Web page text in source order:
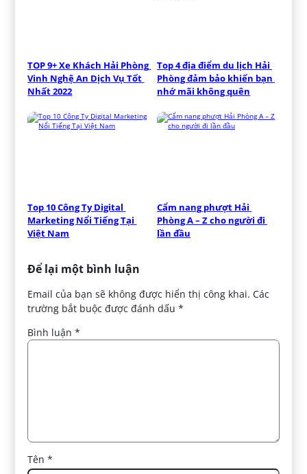
TOP 9+ Xe Khách Hải Phòng
Vinh Nghệ An Dịch Vụ Tốt
Nhất 2022
Top 4 địa điểm du lịch Hải
Phòng đảm bảo khiến bạn
nhớ mãi không quên
Top 10 Công Ty Digital
Marketing Nổi Tiếng Tại
Việt Nam
Cẩm nang phượt Hải
Phòng A – Z cho người đi
lần đầu
Để lại một bình luận
Email của bạn sẽ không được hiển thị công khai. Các
trường bắt buộc được đánh dấu*
Bình luận*
Tên*